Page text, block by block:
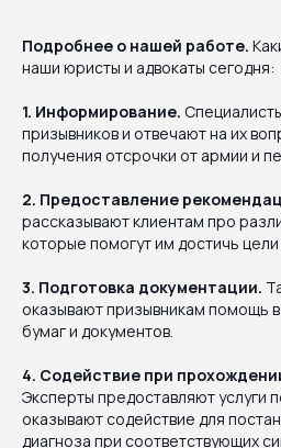
Подробнее о нашей работе.
наши юристы и адвокаты сегодня:
1. Информирование.
призывников и отвечают на их
получения отсрочки от армии и
2. Предоставление
рассказывают клиентам про
которые помогут им достичь
3. Подготовка документации.
оказывают призывникам помощь
бумаг и документов.
4. Содействие при
Эксперты предоставляют услуги
оказывают содействие для
диагноза при соответствующих